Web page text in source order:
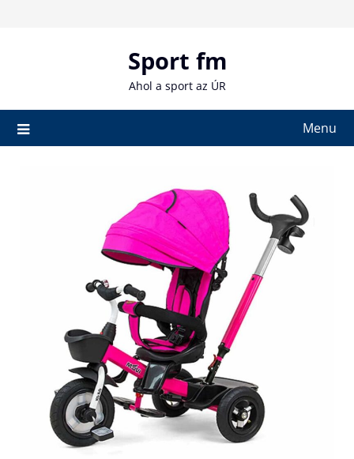
Sport fm
Ahol a sport az ÚR
Menu